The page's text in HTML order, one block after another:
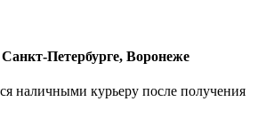
Петербурге, Воронеже
наличными курьеру после получения